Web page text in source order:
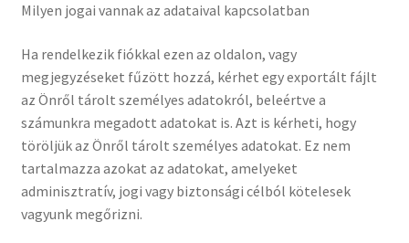
Milyen jogai vannak az adataival kapcsolatban
Ha rendelkezik fiókkal ezen az oldalon, vagy
megjegyzéseket fűzött hozzá, kérhet egy exportált fájlt
az Önről tárolt személyes adatokról, beleértve a
számunkra megadott adatokat is. Azt is kérheti, hogy
töröljük az Önről tárolt személyes adatokat. Ez nem
tartalmazza azokat az adatokat, amelyeket
adminisztratív, jogi vagy biztonsági célból kötelesek
vagyunk megőrizni.